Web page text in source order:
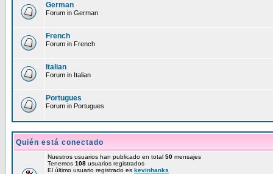
German
Forum in German
French
Forum in French
Italian
Forum in Italian
Portugues
Forum in Portugues
Quién está conectado
Nuestros usuarios han publicado en total 50 mensajes
Tenemos 108 usuarios registrados
El último usuario registrado es kevinhanks